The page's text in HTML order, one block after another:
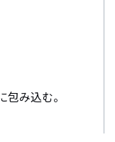
み込む。